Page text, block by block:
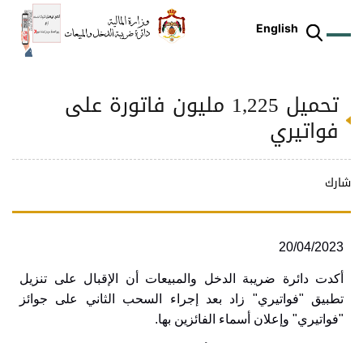
English
تحميل 1,225 مليون فاتورة على
فواتيري
شارك
20/04/2023
أكدت دائرة ضريبة الدخل والمبيعات أن الإقبال على تنزيل
تطبيق "فواتيري" زاد بعد إجراء السحب الثاني على جوائز
"فواتيري" وإعلان أسماء الفائزين بها.